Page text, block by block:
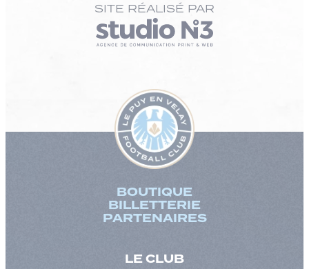
SITE RÉALISÉ PAR
BOUTIQUE
BILLETTERIE
PARTENAIRES
LE CLUB